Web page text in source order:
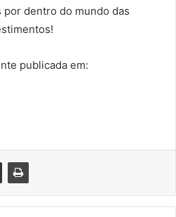
dentro do mundo das
publicada em: